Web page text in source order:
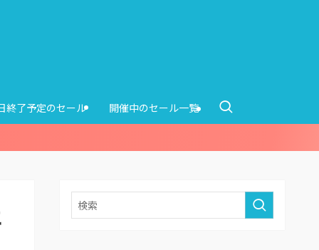
了予定のセール 開催中のセール一覧